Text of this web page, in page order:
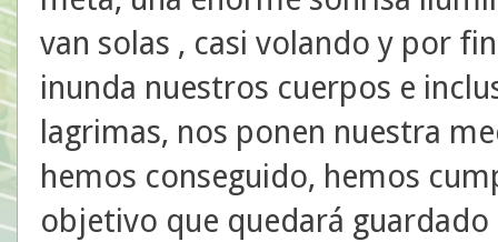
van solas , casi volando y por
inunda nuestros cuerpos e
lagrimas, nos ponen nuestra
hemos conseguido, hemos
objetivo que quedará